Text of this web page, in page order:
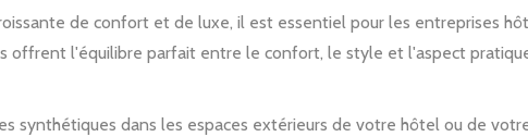
de confort et de luxe, il est essentiel pour les entreprises
offrent l'équilibre parfait entre le confort, le style et l'aspect
synthétiques dans les espaces extérieurs de votre hôtel ou de